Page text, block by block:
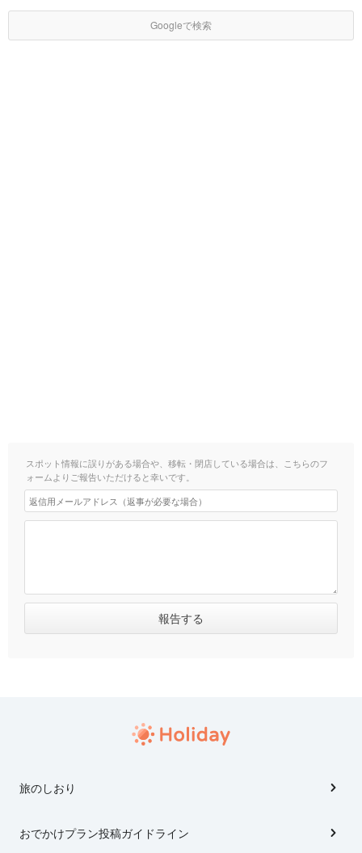
Googleで検索
スポット情報に誤りがある場合や、移転・閉店している場合は、こちらのフ
ォームよりご報告いただけると幸いです。
旅のしおり
おでかけプラン投稿ガイドライン